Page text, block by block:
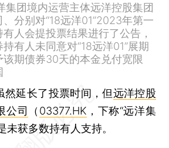
集团境内运营主体远洋控股集团
、分别对“18远洋01”2023年第一
人会提投票结果进行了公告，
有人未同意对“18远洋01”展期
期债券30天的本金兑付宽限
然延长了投票时间，但远洋控股
公司
（ 03377.HK ，下称“远洋集
未获多数持有人支持。